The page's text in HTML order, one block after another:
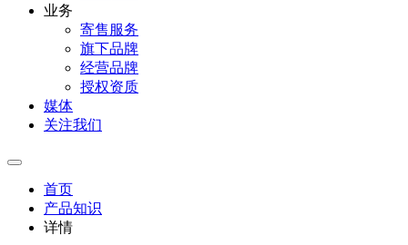
业务
寄售服务
旗下品牌
经营品牌
授权资质
媒体
关注我们
首页
产品知识
详情